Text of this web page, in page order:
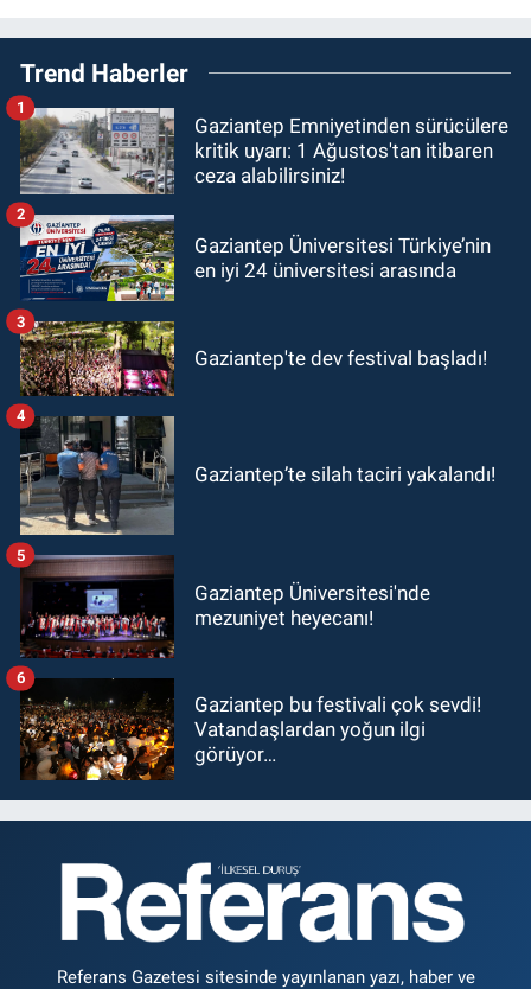
Trend Haberler
Gaziantep Emniyetinden sürücülere
kritik uyarı: 1 Ağustos'tan itibaren
ceza alabilirsiniz!
1
Gaziantep Üniversitesi Türkiye’nin
en iyi 24 üniversitesi arasında
2
Gaziantep'te dev festival başladı!
3
Gaziantep’te silah taciri yakalandı!
4
Gaziantep Üniversitesi'nde
mezuniyet heyecanı!
5
Gaziantep bu festivali çok sevdi!
Vatandaşlardan yoğun ilgi
görüyor…
6
Referans Gazetesi sitesinde yayınlanan yazı, haber ve